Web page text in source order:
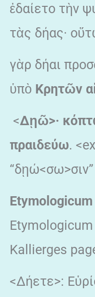
ἐδαίετο τὴν
τὰς δήας·
γὰρ δήαι
ὑπὸ Κρητῶν
<Δῃῶ>·
πραιδεύω.
Kallierges
<Δήετε>: